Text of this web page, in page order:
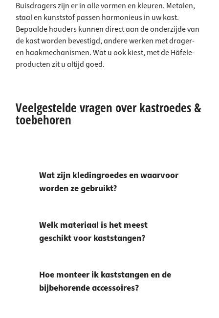
Buisdragers zijn er in alle vormen en kleuren. Metalen,
staal en kunststof passen harmonieus in uw kast.
Bepaalde houders kunnen direct aan de onderzijde van
de kast worden bevestigd, andere werken met drager-
en haakmechanismen. Wat u ook kiest, met de Häfele-
producten zit u altijd goed.
Veelgestelde vragen over kastroedes &
toebehoren
Wat zijn kledingroedes en waarvoor
worden ze gebruikt?
Welk materiaal is het meest
geschikt voor kaststangen?
Hoe monteer ik kaststangen en de
bijbehorende accessoires?